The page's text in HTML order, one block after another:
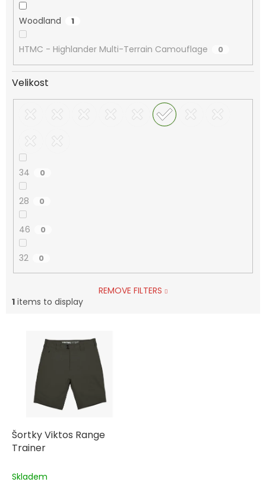
Woodland 1
HTMC - Highlander Multi-Terrain Camouflage 0
Velikost
34 0
28 0
46 0
32 0
REMOVE FILTERS
1 items to display
o
d
c
Šortky Viktos Range
Trainer
Skladem